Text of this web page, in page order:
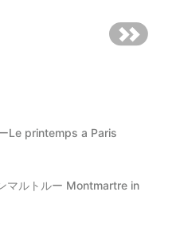
Le printemps a Paris
マルトルー Montmartre in